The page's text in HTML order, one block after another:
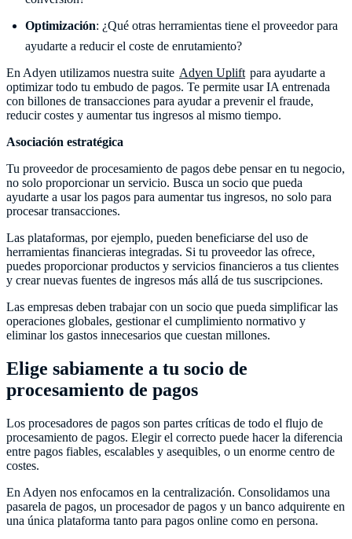
Optimización: ¿Qué otras herramientas tiene el proveedor para
ayudarte a reducir el coste de enrutamiento?
En Adyen utilizamos nuestra suite Adyen Uplift para ayudarte a
optimizar todo tu embudo de pagos. Te permite usar IA entrenada
con billones de transacciones para ayudar a prevenir el fraude,
reducir costes y aumentar tus ingresos al mismo tiempo.
Asociación estratégica
Tu proveedor de procesamiento de pagos debe pensar en tu negocio,
no solo proporcionar un servicio. Busca un socio que pueda
ayudarte a usar los pagos para aumentar tus ingresos, no solo para
procesar transacciones.
Las plataformas, por ejemplo, pueden beneficiarse del uso de
herramientas financieras integradas. Si tu proveedor las ofrece,
puedes proporcionar productos y servicios financieros a tus clientes
y crear nuevas fuentes de ingresos más allá de tus suscripciones.
Las empresas deben trabajar con un socio que pueda simplificar las
operaciones globales, gestionar el cumplimiento normativo y
eliminar los gastos innecesarios que cuestan millones.
Elige sabiamente a tu socio de
procesamiento de pagos
Los procesadores de pagos son partes críticas de todo el flujo de
procesamiento de pagos. Elegir el correcto puede hacer la diferencia
entre pagos fiables, escalables y asequibles, o un enorme centro de
costes.
En Adyen nos enfocamos en la centralización. Consolidamos una
pasarela de pagos, un procesador de pagos y un banco adquirente en
una única plataforma tanto para pagos online como en persona.